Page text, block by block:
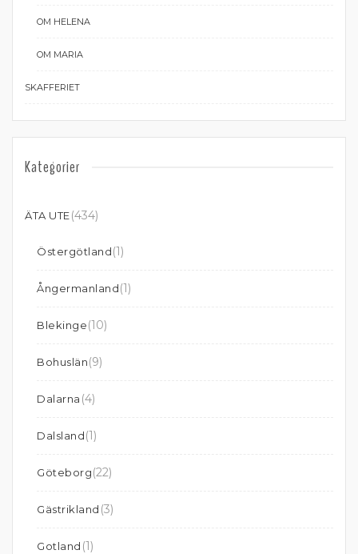
OM HELENA
OM MARIA
SKAFFERIET
Kategorier
ÄTA UTE(434)
Östergötland(1)
Ångermanland(1)
Blekinge(10)
Bohuslän(9)
Dalarna (4)
Dalsland(1)
Göteborg(22)
Gästrikland (3)
Gotland (1)